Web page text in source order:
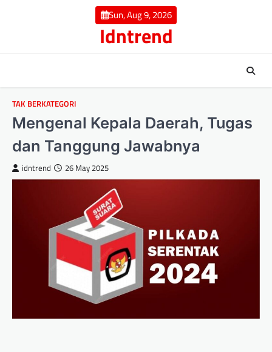
Sun, Aug 9, 2026
Idntrend
TAK BERKATEGORI
Mengenal Kepala Daerah, Tugas
dan Tanggung Jawabnya
idntrend 26 May 2025